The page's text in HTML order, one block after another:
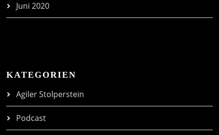
Juni 2020
KATEGORIEN
Agiler Stolperstein
Podcast